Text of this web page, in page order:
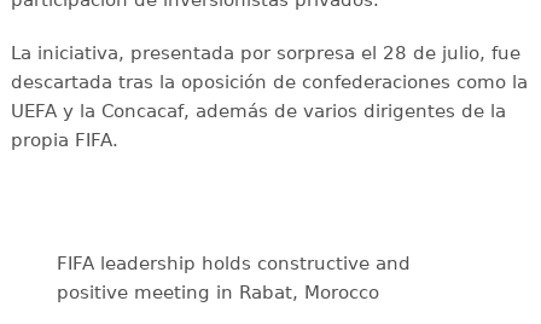
La iniciativa, presentada por sorpresa el 28 de julio, fue
descartada tras la oposición de confederaciones como la
UEFA y la Concacaf, además de varios dirigentes de la
propia FIFA.
FIFA leadership holds constructive and
positive meeting in Rabat, Morocco